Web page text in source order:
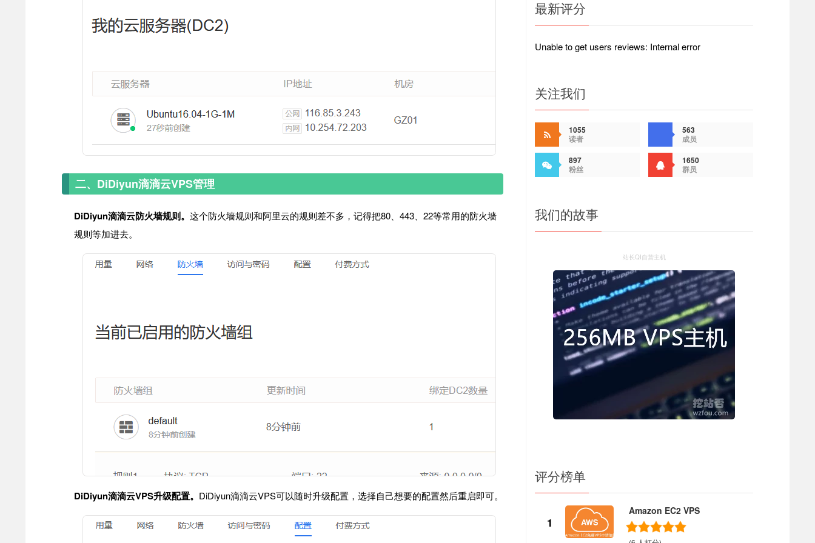
二、DiDiyun滴滴云VPS管理
DiDiyun滴滴云防火墙规则。 这个防火墙规则和阿里云的规则差不多，记得把80、443、22等常用的防火墙
规则等加进去。
DiDiyun滴滴云VPS升级配置。 DiDiyun滴滴云VPS可以随时升级配置，选择自己想要的配置然后重启即可。
最新评分
Unable to get users reviews: Internal error
关注我们
1055
读者
563
成员
897
粉丝
1650
群员
我们的故事
站长QI自营主机
评分榜单
1
Amazon EC2 VPS